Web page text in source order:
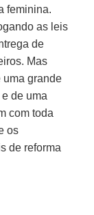
feminina.
as leis
de
Mas
uma grande
de uma
com toda
os
de reforma